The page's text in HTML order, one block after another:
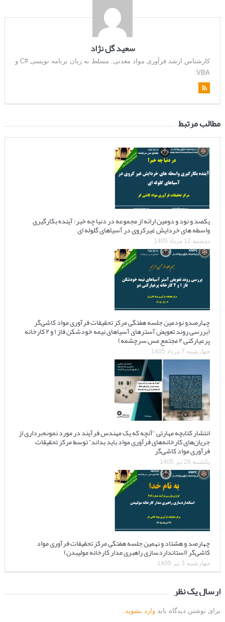
سعید گل نژاد
کارشناس ارشد فرآوری مواد معدنی. مسلط به زبان برنامه نویسی #C و
VBA.
مطالب مرتبط
یکصد و نود و دومین ارائه از مجموعه در دنیا چه خبر: آینده بکارگیری
واسطه های خردایش غیرکروی در آسیاهای گلوله ای
دوشنبه 12 مرداد 1405
چهارصدو نودمین جلسه هفتگی مرکز تحقیقات فرآوری مواد کاشی‌گر
(بررسی روند تعویض آسترهای آسیاهای نیمه خودشکن فاز ۱ و ۲ کارخانه
پرعیارکنی ۲ مجتمع مس سرچشمه)
چهارشنبه 7 مرداد 1405
انتشار کتابچه مهارتی “آنچه که یک مهندس فرآیند در مورد نمونه‌برداری از
جریان‌های کارخانه‌های فرآوری مواد باید بداند” توسط مرکز تحقیقات
فرآوری مواد کاشی‌گر
یکشنبه 28 تیر 1405
چهارصد و هشتاد و نهمین جلسه هفتگی مرکز تحقیقات فرآوری مواد
کاشی‌گر (استانداردسازی راهبری مدار کارخانه مولیبدن)
چهارشنبه 3 تیر 1405
ارسال یک نظر
برای نوشتن دیدگاه باید وارد بشوید.